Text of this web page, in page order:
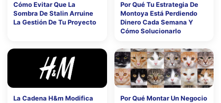
Cómo Evitar Que La
Sombra De Stalin Arruine
La Gestión De Tu Proyecto
Por Qué Tu Estrategia De
Montoya Está Perdiendo
Dinero Cada Semana Y
Cómo Solucionarlo
La Cadena H&m Modifica Por Qué Montar Un Negocio